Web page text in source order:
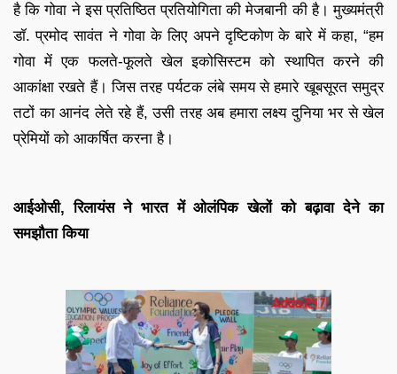
है कि गोवा ने इस प्रतिष्ठित प्रतियोगिता की मेजबानी की है। मुख्यमंत्री
डॉ. प्रमोद सावंत ने गोवा के लिए अपने दृष्टिकोण के बारे में कहा, “हम
गोवा में एक फलते-फूलते खेल इकोसिस्टम को स्थापित करने की
आकांक्षा रखते हैं। जिस तरह पर्यटक लंबे समय से हमारे खूबसूरत समुद्र
तटों का आनंद लेते रहे हैं, उसी तरह अब हमारा लक्ष्य दुनिया भर से खेल
प्रेमियों को आकर्षित करना है।
आईओसी, रिलायंस ने भारत में ओलंपिक खेलों को बढ़ावा देने का
समझौता किया